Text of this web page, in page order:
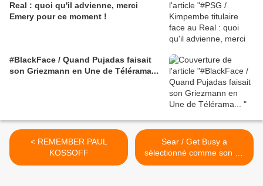
Real : quoi qu'il advienne, merci
Emery pour ce moment !
#BlackFace / Quand Pujadas faisait
son Griezmann en Une de Télérama...
< REMEMBER PAUL
KOSSOFF
Sear / Get Busy a
sélectionné comme son du
jour... Semaine "Get Busy"